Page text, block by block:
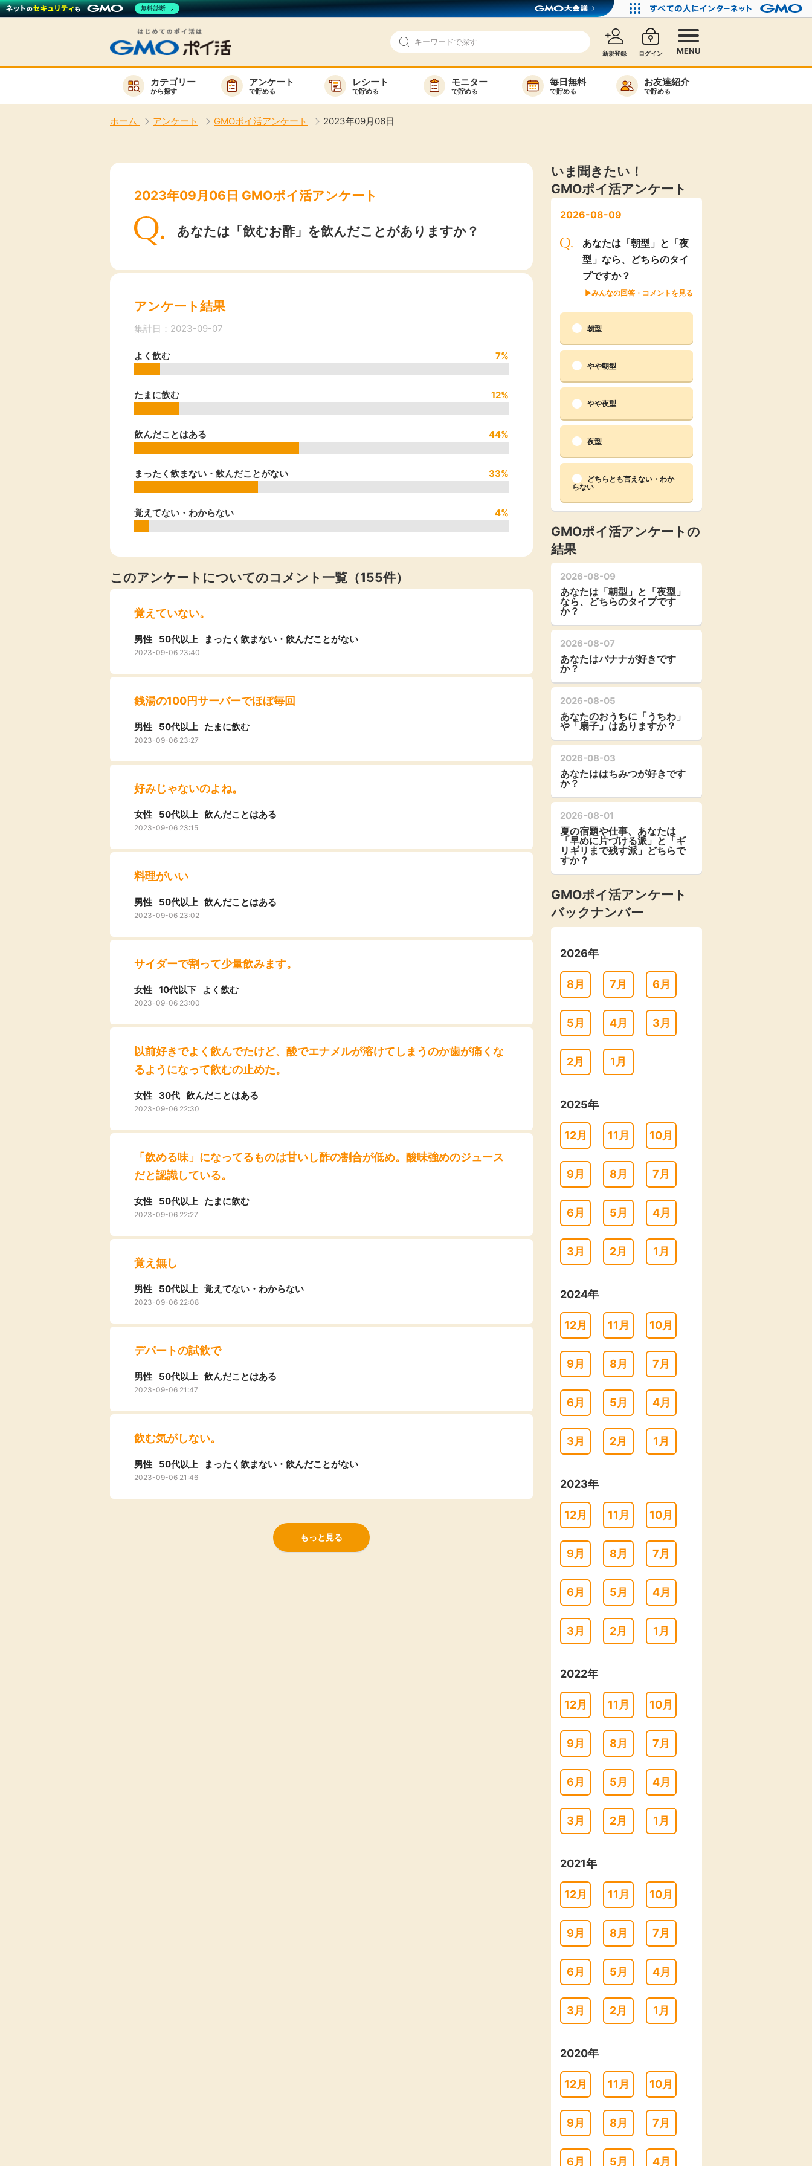
新規登録 ログイン MENU
お知らせ
新着
無料
アンケート
買い物
モニター
ヘルプセンター
カテゴリー
から探す
アンケート
で貯める
レシート
で貯める
モニター
で貯める
毎日無料
で貯める
お友達紹介
で貯める
ホーム アンケート GMOポイ活アンケート 2023年09月06日
サービスから検索
ン）
購入額の3.5%P
140P
100P
カテゴリーから検索
無料
アンケート レシ活
お得情報
（貯まる・使えるお店）
キャンペーン
2023年09月06日 GMOポイ活アンケート
あなたは「飲むお酢」を飲んだことがありますか？
アンケート結果
集計日：2023-09-07
よく飲む 7%
たまに飲む 12%
飲んだことはある 44%
まったく飲まない・飲んだことがない 33%
覚えてない・わからない 4%
このアンケートについてのコメント一覧（155件）
覚えていない。
男性 50代以上 まったく飲まない・飲んだことがない
2023-09-06 23:40
銭湯の100円サーバーでほぼ毎回
男性 50代以上 たまに飲む
2023-09-06 23:27
好みじゃないのよね。
女性 50代以上 飲んだことはある
2023-09-06 23:15
料理がいい
男性 50代以上 飲んだことはある
2023-09-06 23:02
サイダーで割って少量飲みます。
女性 10代以下 よく飲む
2023-09-06 23:00
以前好きでよく飲んでたけど、酸でエナメルが溶けてしまうのか歯が痛くな
るようになって飲むの止めた。
女性 30代 飲んだことはある
2023-09-06 22:30
「飲める味」になってるものは甘いし酢の割合が低め。酸味強めのジュース
だと認識している。
女性 50代以上 たまに飲む
2023-09-06 22:27
覚え無し
男性 50代以上 覚えてない・わからない
2023-09-06 22:08
デパートの試飲で
男性 50代以上 飲んだことはある
2023-09-06 21:47
飲む気がしない。
男性 50代以上 まったく飲まない・飲んだことがない
2023-09-06 21:46
もっと見る
いま聞きたい！
GMOポイ活アンケート
2026-08-09
あなたは「朝型」と「夜
型」なら、どちらのタイ
プですか？
みんなの回答・コメントを見る
朝型
やや朝型
やや夜型
夜型
どちらとも言えない・わか
らない
GMOポイ活アンケートの
結果
2026-08-09
あなたは「朝型」と「夜型」
なら、どちらのタイプです
か？
2026-08-07
あなたはバナナが好きです
か？
2026-08-05
あなたのおうちに「うちわ」
や「扇子」はありますか？
2026-08-03
あなたははちみつが好きです
か？
2026-08-01
夏の宿題や仕事、あなたは
「早めに片づける派」と「ギ
リギリまで残す派」どちらで
すか？
GMOポイ活アンケート
バックナンバー
2026年
8月 7月 6月
5月 4月 3月
2月 1月
2025年
12月 11月 10月
9月 8月 7月
6月 5月 4月
3月 2月 1月
2024年
12月 11月 10月
9月 8月 7月
6月 5月 4月
3月 2月 1月
2023年
12月 11月 10月
9月 8月 7月
6月 5月 4月
3月 2月 1月
2022年
12月 11月 10月
9月 8月 7月
6月 5月 4月
3月 2月 1月
2021年
12月 11月 10月
9月 8月 7月
6月 5月 4月
3月 2月 1月
2020年
12月 11月 10月
9月 8月 7月
6月 5月 4月
無料診断